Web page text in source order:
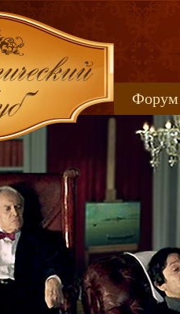
Форум